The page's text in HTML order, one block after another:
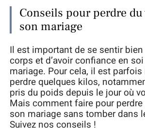
Conseils pour perdre
son mariage
Il est important de se sentir
corps et d’avoir confiance en
mariage. Pour cela, il est
perdre quelques kilos,
pris du poids depuis le jour où
Mais comment faire pour
son mariage sans tomber dans
Suivez nos conseils !